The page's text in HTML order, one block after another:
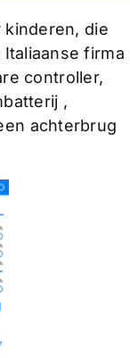
die
firma
controller,
,
achterbrug